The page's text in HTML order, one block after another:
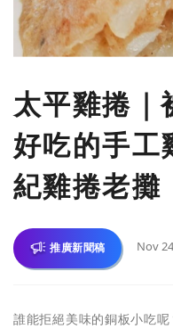
太平雞捲｜
好吃的手
紀雞捲老攤
推廣新聞稿 Nov
誰能拒絕美味的銅板小吃